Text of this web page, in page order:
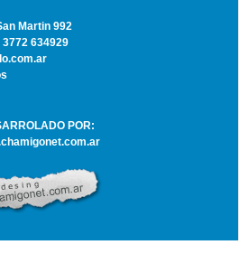
Martin 992
634929
POR: